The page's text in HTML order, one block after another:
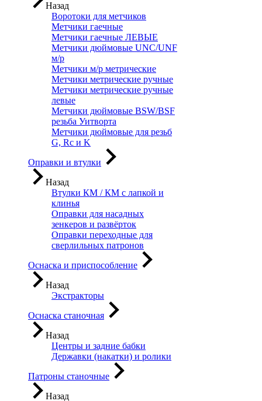
Назад
Воротоки для метчиков
Метчики гаечные
Метчики гаечные ЛЕВЫЕ
Метчики дюймовые UNC/UNF
м/р
Метчики м/р метрические
Метчики метрические ручные
Метчики метрические ручные
левые
Метчики дюймовые BSW/BSF
резьба Уитворта
Метчики дюймовые для резьб
G, Rc и K
Оправки и втулки
Назад
Втулки КМ / КМ с лапкой и
клинья
Оправки для насадных
зенкеров и развёрток
Оправки переходные для
сверлильных патронов
Оснаска и приспособление
Назад
Экстракторы
Оснаска станочная
Назад
Центры и задние бабки
Державки (накатки) и ролики
Патроны станочные
Назад